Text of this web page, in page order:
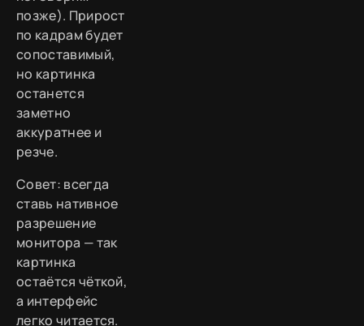
позже). Прирост
по кадрам будет
сопоставимый,
но картинка
останется
заметно
аккуратнее и
резче.
Совет: всегда
ставь нативное
разрешение
монитора — так
картинка
остаётся чёткой,
а интерфейс
легко читается.